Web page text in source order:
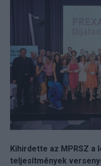
Kihirdette az MPRSZ a
teljesítmények